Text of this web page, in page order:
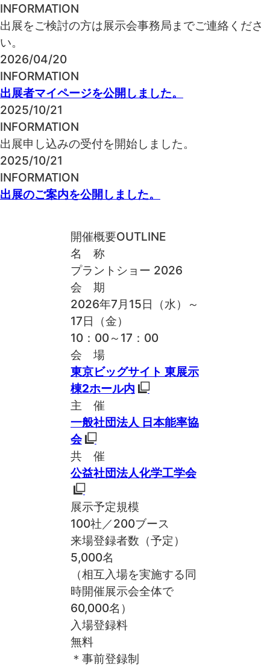
INFORMATION
出展をご検討の方は展示会事務局までご連絡くださ
い。
2026/04/20
INFORMATION
出展者マイページを公開しました。
2025/10/21
INFORMATION
出展申し込みの受付を開始しました。
2025/10/21
INFORMATION
出展のご案内を公開しました。
開催概要OUTLINE
名 称
プラントショー 2026
会 期
2026年7月15日（水）～
17日（金）
10：00～17：00
会 場
東京ビッグサイト 東展示
棟2ホール内
主 催
一般社団法人 日本能率協
会
共 催
公益社団法人化学工学会
展示予定規模
100社／200ブース
来場登録者数 （予定）
5,000名
（相互入場を実施する同
時開催展示会全体で
60,000名）
入場登録料
無料
＊事前登録制